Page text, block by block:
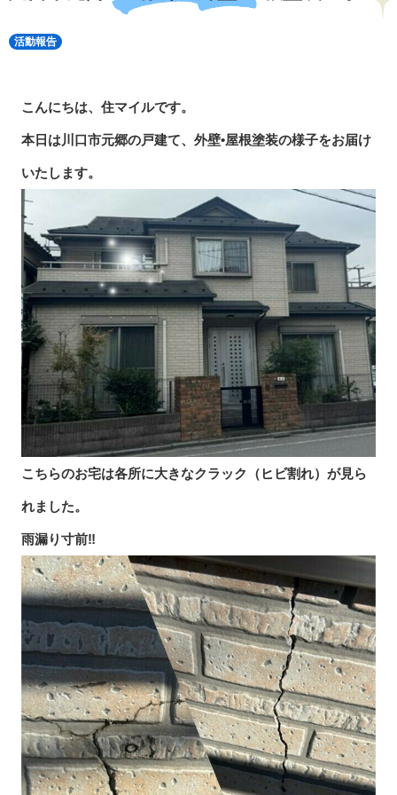
活動報告
こんにちは、住マイルです。
本日は川口市元郷の戸建て、外壁•屋根塗装の様子をお届け
いたします。
こちらのお宅は各所に大きなクラック（ヒビ割れ）が見ら
れました。
雨漏り寸前‼︎